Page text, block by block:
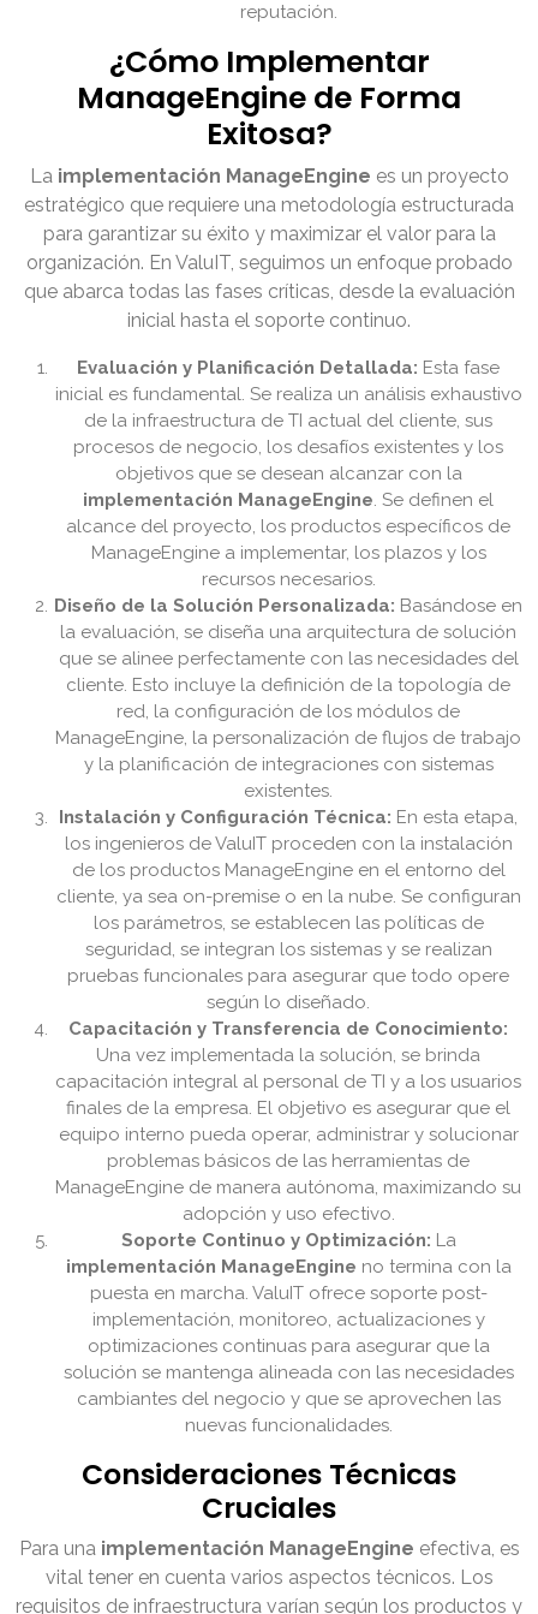
reputación.
¿Cómo Implementar
ManageEngine de Forma
Exitosa?
La implementación ManageEngine es un proyecto
estratégico que requiere una metodología estructurada
para garantizar su éxito y maximizar el valor para la
organización. En ValuIT, seguimos un enfoque probado
que abarca todas las fases críticas, desde la evaluación
inicial hasta el soporte continuo.
Evaluación y Planificación Detallada: Esta fase
inicial es fundamental. Se realiza un análisis exhaustivo
de la infraestructura de TI actual del cliente, sus
procesos de negocio, los desafíos existentes y los
objetivos que se desean alcanzar con la
implementación ManageEngine. Se definen el
alcance del proyecto, los productos específicos de
ManageEngine a implementar, los plazos y los
recursos necesarios.
Diseño de la Solución Personalizada: Basándose en
la evaluación, se diseña una arquitectura de solución
que se alinee perfectamente con las necesidades del
cliente. Esto incluye la definición de la topología de
red, la configuración de los módulos de
ManageEngine, la personalización de flujos de trabajo
y la planificación de integraciones con sistemas
existentes.
Instalación y Configuración Técnica: En esta etapa,
los ingenieros de ValuIT proceden con la instalación
de los productos ManageEngine en el entorno del
cliente, ya sea on-premise o en la nube. Se configuran
los parámetros, se establecen las políticas de
seguridad, se integran los sistemas y se realizan
pruebas funcionales para asegurar que todo opere
según lo diseñado.
Capacitación y Transferencia de Conocimiento:
Una vez implementada la solución, se brinda
capacitación integral al personal de TI y a los usuarios
finales de la empresa. El objetivo es asegurar que el
equipo interno pueda operar, administrar y solucionar
problemas básicos de las herramientas de
ManageEngine de manera autónoma, maximizando su
adopción y uso efectivo.
Soporte Continuo y Optimización: La
implementación ManageEngine no termina con la
puesta en marcha. ValuIT ofrece soporte post-
implementación, monitoreo, actualizaciones y
optimizaciones continuas para asegurar que la
solución se mantenga alineada con las necesidades
cambiantes del negocio y que se aprovechen las
nuevas funcionalidades.
Consideraciones Técnicas
Cruciales
Para una implementación ManageEngine efectiva, es
vital tener en cuenta varios aspectos técnicos. Los
requisitos de infraestructura varían según los productos y